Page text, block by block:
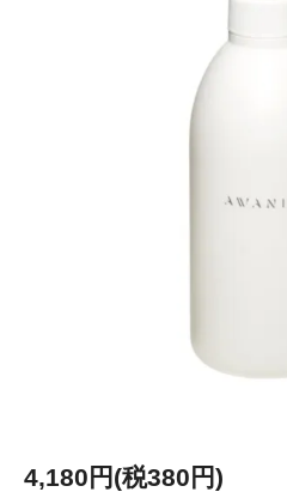
4,180円(税380円)